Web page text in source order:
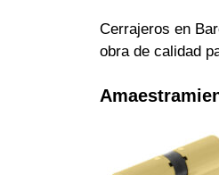
Cerrajeros en
obra de calidad